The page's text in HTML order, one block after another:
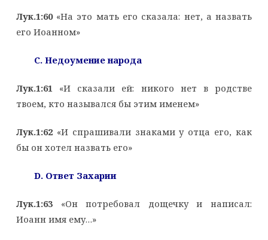
Лук.1:60«На это мать его сказала: нет, а назвать
его Иоанном»
C. Недоумение народа
Лук.1:61 «И сказали ей: никого нет в родстве
твоем, кто назывался бы этим именем»
Лук.1:62«И спрашивали знаками у отца его, как
бы он хотел назвать его»
D. Ответ Захарии
Лук.1:63«Он потребовал дощечку и написал:
Иоанн имя ему…»